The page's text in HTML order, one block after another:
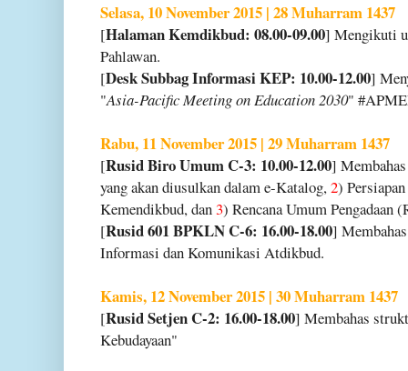
Selasa, 10 November 2015 | 28 Muharram 1437
[Halaman Kemdikbud: 08.00-09.00] Mengikuti
Pahlawan.
[Desk Subbag Informasi KEP: 10.00-12.00]
"Asia-Pacific Meeting on Education 2030"
Rabu, 11 November 2015 | 29 Muharram 1437
[Rusid Biro Umum C-3: 10.00-12.00]
yang akan diusulkan dalam e-Katalog,2)
Kemendikbud, dan3) Rencana Umum Pengadaan
[Rusid 601 BPKLN C-6: 16.00-18.00]
Informasi dan Komunikasi Atdikbud.
Kamis, 12 November 2015 | 30 Muharram 1437
[Rusid Setjen C-2: 16.00-18.00] Membahas
Kebudayaan"